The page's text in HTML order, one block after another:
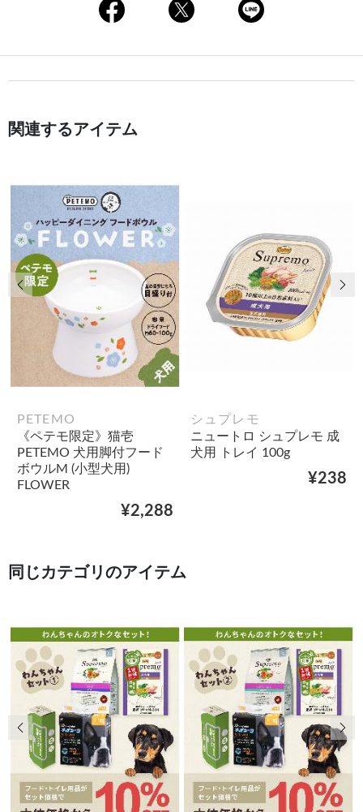
関連するアイテム
PETEMO
《ペテモ限定》猫壱
PETEMO 犬用脚付フード
ボウルM (小型犬用)
FLOWER
¥2,288
シュプレモ
ニュートロ シュプレモ 成
犬用 トレイ 100g
¥238
前の画像 次
同じカテゴリのアイテム
前の画像 次